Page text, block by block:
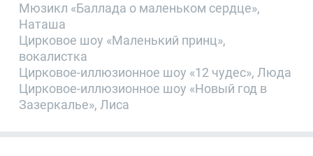
Мюзикл «Баллада о маленьком сердце»,
Наташа
Цирковое шоу «Маленький принц»,
вокалистка
Цирковое-иллюзионное шоу «12 чудес», Люда
Цирковое-иллюзионное шоу «Новый год в
Зазеркалье», Лиса